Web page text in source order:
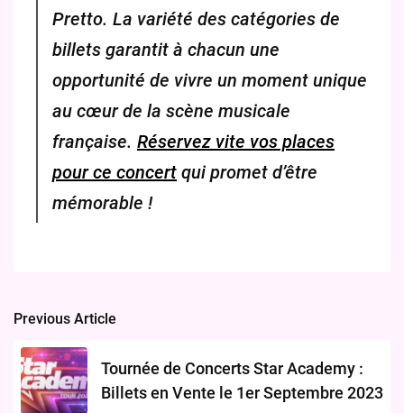
Pretto. La variété des catégories de
billets garantit à chacun une
opportunité de vivre un moment unique
au cœur de la scène musicale
française. Réservez vite vos places
pour ce concertqui promet d’être
mémorable !
Post
navigation
Previous Article
Tournée de Concerts Star Academy :
Billets en Vente le 1er Septembre 2023